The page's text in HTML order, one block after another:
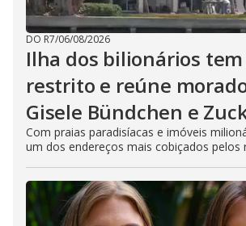
DO R7/06/08/2026
Ilha dos bilionários tem
restrito e reúne
Gisele Bündchen e
Com praias paradisíacas e imóveis
um dos endereços mais cobiçados pelos